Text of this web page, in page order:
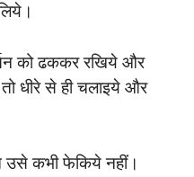
को ढककर रखिये और
तो धीरे से ही चलाइये और
उसे कभी फेकिये नहीं।